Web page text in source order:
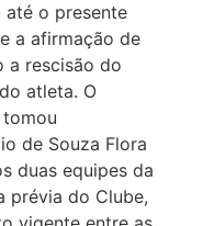
até o presente
a afirmação de
a rescisão do
atleta. O
de Souza Flora
duas equipes da
prévia do Clube,